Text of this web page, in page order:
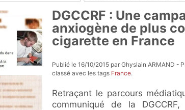
DGCCRF : Une
anxiogène de plus
cigarette en France
Publié le 16/10/2015 par Ghyslain ARMAND -
classé avec les tags France.
Retraçant le parcours
communiqué de la